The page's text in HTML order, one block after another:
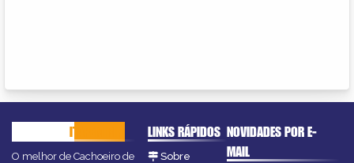
ITAPEMIRIM
O melhor de Cachoeiro de
LINKS RÁPIDOS
Sobre
NOVIDADES POR E-
MAIL